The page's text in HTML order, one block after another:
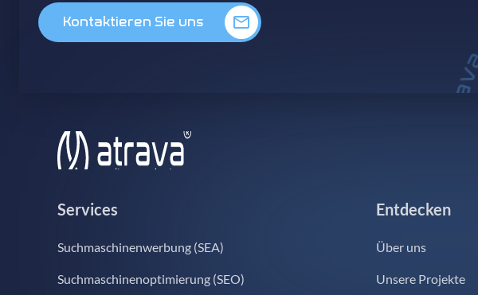
Kontaktieren Sie uns
Services
Suchmaschinenwerbung (SEA)
Suchmaschinenoptimierung (SEO)
Entdecken
Über uns
Unsere Projekte